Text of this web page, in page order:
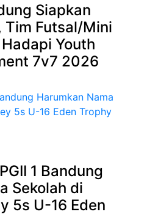
Siapkan
Tim Futsal/Mini
Youth
7v7 2026
1 Bandung
Sekolah di
5s U-16 Eden